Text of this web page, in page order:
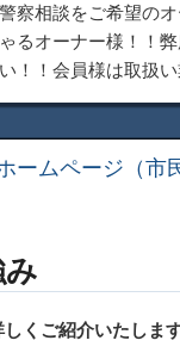
察相談をご希望の
るオーナー様！！
！！会員様は取扱
ームページ（市
くご紹介いたします